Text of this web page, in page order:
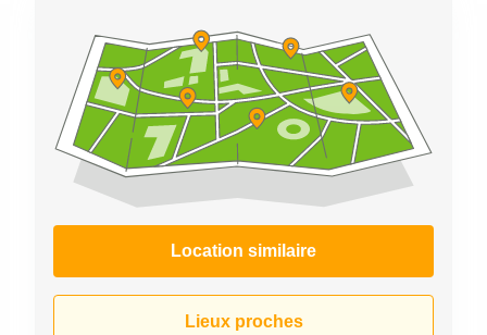
Lausanne
Esplanade
de Pont-
Rouge 4
Lancy
Route
Meyrin
de la
Drance 2
Location similaire
Lieux proches